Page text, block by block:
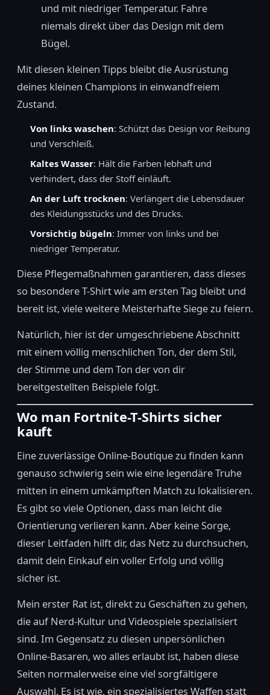
und mit niedriger Temperatur. Fahre
niemals direkt über das Design mit dem
Bügel.
Mit diesen kleinen Tipps bleibt die Ausrüstung
deines kleinen Champions in einwandfreiem
Zustand.
Von links waschen: Schützt das Design vor Reibung
und Verschleiß.
Kaltes Wasser: Hält die Farben lebhaft und
verhindert, dass der Stoff einläuft.
An der Luft trocknen: Verlängert die Lebensdauer
des Kleidungsstücks und des Drucks.
Vorsichtig bügeln: Immer von links und bei
niedriger Temperatur.
Diese Pflegemaßnahmen garantieren, dass dieses
so besondere T-Shirt wie am ersten Tag bleibt und
bereit ist, viele weitere Meisterhafte Siege zu feiern.
Natürlich, hier ist der umgeschriebene Abschnitt
mit einem völlig menschlichen Ton, der dem Stil,
der Stimme und dem Ton der von dir
bereitgestellten Beispiele folgt.
Wo man Fortnite-T-Shirts sicher
kauft
Eine zuverlässige Online-Boutique zu finden kann
genauso schwierig sein wie eine legendäre Truhe
mitten in einem umkämpften Match zu lokalisieren.
Es gibt so viele Optionen, dass man leicht die
Orientierung verlieren kann. Aber keine Sorge,
dieser Leitfaden hilft dir, das Netz zu durchsuchen,
damit dein Einkauf ein voller Erfolg und völlig
sicher ist.
Mein erster Rat ist, direkt zu Geschäften zu gehen,
die auf Nerd-Kultur und Videospiele spezialisiert
sind. Im Gegensatz zu diesen unpersönlichen
Online-Basaren, wo alles erlaubt ist, haben diese
Seiten normalerweise eine viel sorgfältigere
Auswahl. Es ist wie, ein spezialisiertes Waffen statt